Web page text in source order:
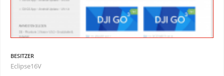
BESITZER
Eclipse16V